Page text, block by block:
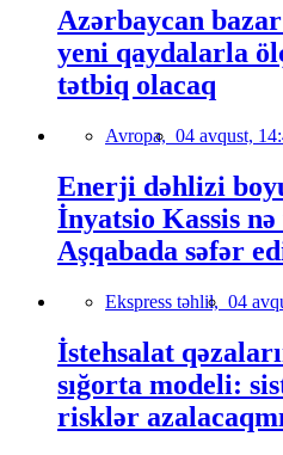
Azərbaycan
yeni qaydalarla
tətbiq olacaq
Avropa, 04 avqust,
Enerji dəhlizi
İnyatsio Kassis nə
Aşqabada səfər
Ekspress təhlil, 04
İstehsalat
sığorta modeli:
risklər